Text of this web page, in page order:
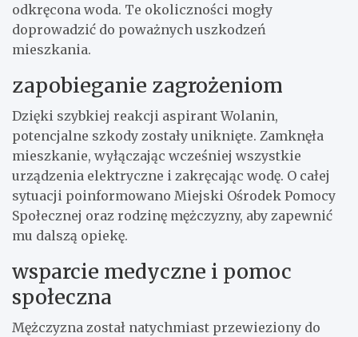
odkręcona woda. Te okoliczności mogły
doprowadzić do poważnych uszkodzeń
mieszkania.
zapobieganie zagrożeniom
Dzięki szybkiej reakcji aspirant Wolanin,
potencjalne szkody zostały uniknięte. Zamknęła
mieszkanie, wyłączając wcześniej wszystkie
urządzenia elektryczne i zakręcając wodę. O całej
sytuacji poinformowano Miejski Ośrodek Pomocy
Społecznej oraz rodzinę mężczyzny, aby zapewnić
mu dalszą opiekę.
wsparcie medyczne i pomoc
społeczna
Mężczyzna został natychmiast przewieziony do